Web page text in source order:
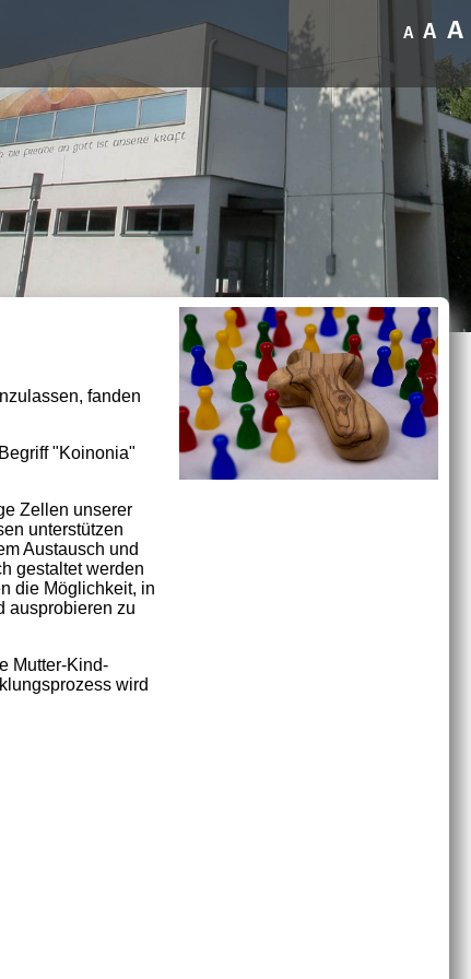
A A A
fanden
"Koinonia"
Zellen unserer
unterstützen
Austausch und
gestaltet werden
die Möglichkeit, in
ausprobieren zu
Mutter-Kind-
wird